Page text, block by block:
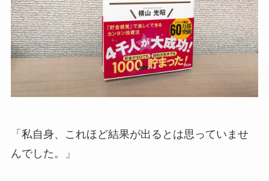
「私自身、これほど結果が出るとは思っていませ
んでした。」